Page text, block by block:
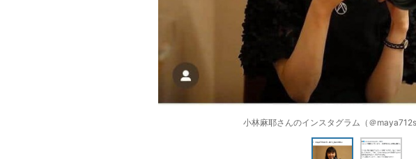
小林麻耶さんのインスタグラム（＠